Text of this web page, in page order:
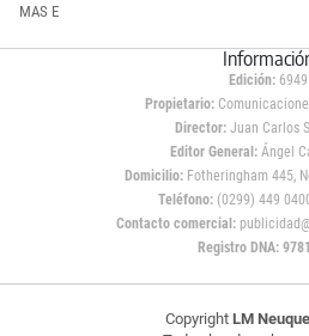
MAS E
Edición: 6949
Propietario:
Director: Juan Carlos
Editor General:Ángel
Domicilio:Fotheringham 445,
Teléfono: (0299) 449
Contacto comercial:
Registro DNA:
Copyright LM